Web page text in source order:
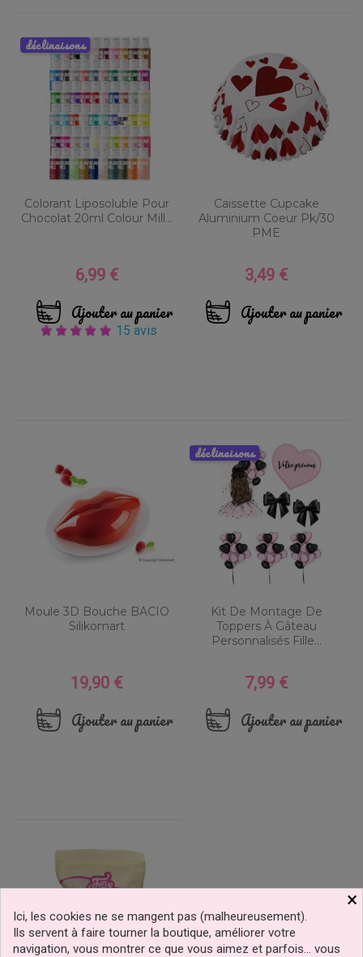
Colorant Liposoluble Pour
Chocolat 20ml Colour Mill...
Prix
6,99 €
Ajouter au panier
15 avis
déclinaisons
Caissette Cupcake
Aluminium Coeur Pk/30
PME
Prix
3,49 €
Ajouter au panier
Moule 3D Bouche BACIO
Silikomart
Prix
19,90 €
Ajouter au panier
Kit De Montage De
Toppers À Gâteau
Personnalisés Fille...
Prix
7,99 €
Ajouter au panier
déclinaisons
×
Ici, les cookies ne se mangent pas (malheureusement).
Ils servent à faire tourner la boutique, améliorer votre
navigation, vous montrer ce que vous aimez et parfois… vous